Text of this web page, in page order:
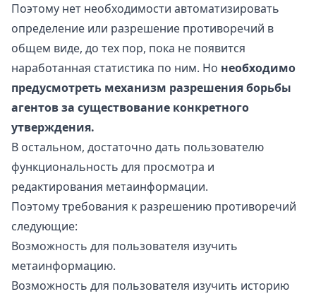
Поэтому нет необходимости автоматизировать
определение или разрешение противоречий в
общем виде, до тех пор, пока не появится
наработанная статистика по ним. Но необходимо
предусмотреть механизм разрешения борьбы
агентов за существование конкретного
утверждения.
В остальном, достаточно дать пользователю
функциональность для просмотра и
редактирования метаинформации.
Поэтому требования к разрешению противоречий
следующие:
Возможность для пользователя изучить
метаинформацию.
Возможность для пользователя изучить историю